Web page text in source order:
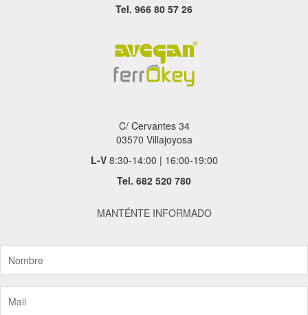
Tel. 966 80 57 26
C/ Cervantes 34
03570 Villajoyosa
L-V8:30-14:00 | 16:00-19:00
Tel. 682 520 780
MANTÉNTE INFORMADO